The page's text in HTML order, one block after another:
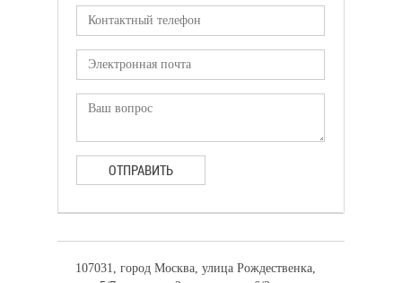
ОТПРАВИТЬ
107031, город Москва, улица Рождественка,